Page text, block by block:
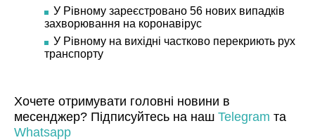
У Рівному зареєстровано 56 нових випадків
захворювання на коронавірус
У Рівному на вихідні частково перекриють рух
транспорту
Хочете отримувати головні новини в
месенджер? Підписуйтесь на наш Telegram та
Whatsapp